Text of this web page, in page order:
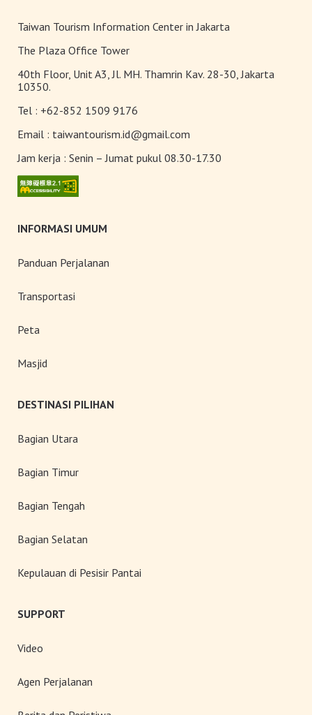
Shifen
Wulai dan Yingge
Taiwan Tourism Information Center in Jakarta
The Plaza Office Tower
40th Floor, Unit A3, Jl. MH. Thamrin Kav. 28-30, Jakarta
10350.
Tel : +62-852 1509 9176
Email : taiwantourism.id@gmail.com
Jam kerja : Senin – Jumat pukul 08.30-17.30
INFORMASI UMUM
Panduan Perjalanan
Transportasi
Peta
Masjid
DESTINASI PILIHAN
Bagian Utara
Bagian Timur
Bagian Tengah
Bagian Selatan
Kepulauan di Pesisir Pantai
SUPPORT
Video
Agen Perjalanan